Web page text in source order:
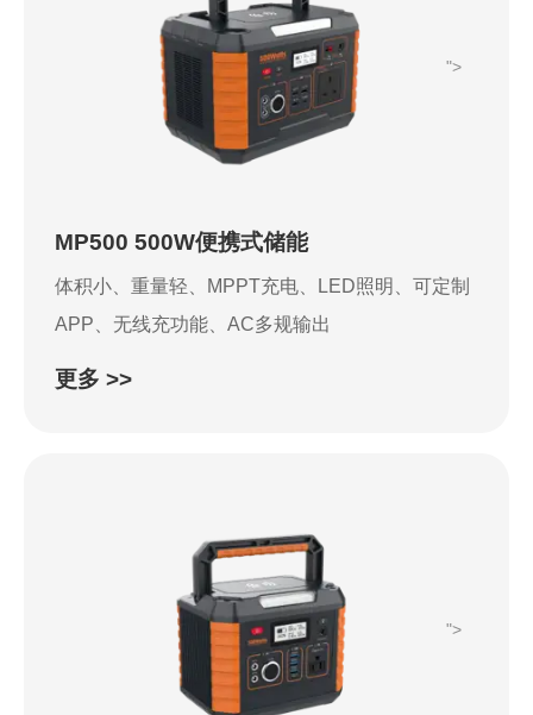
MP500 500W便携式储能
体积小、重量轻、MPPT充电、LED照明、可定制
APP、无线充功能、AC多规输出
更多 >>
">
">